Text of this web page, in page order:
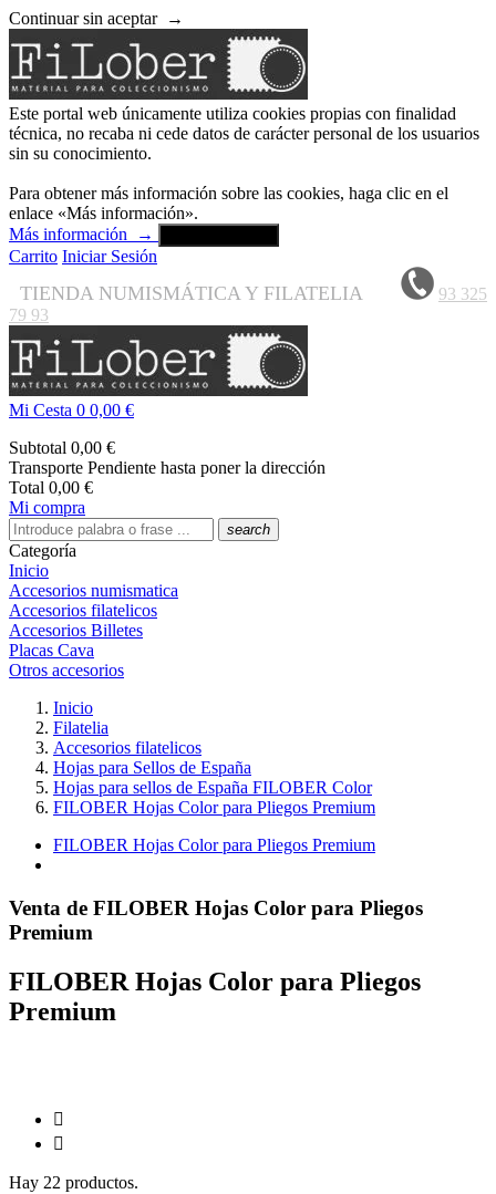
Continuar sin aceptar →
Este portal web únicamente utiliza cookies propias con finalidad
técnica, no recaba ni cede datos de carácter personal de los usuarios
sin su conocimiento.
Para obtener más información sobre las cookies, haga clic en el
enlace «Más información».
Más información
→
Carrito Iniciar Sesión
TIENDA NUMISMÁTICA Y FILATELIA
93 325
79 93
Mi Cesta 0 0,00 €
Subtotal 0,00 €
Transporte Pendiente hasta poner la dirección
Total 0,00 €
Mi compra
search
Categoría
Inicio
Accesorios numismatica
Accesorios filatelicos
Accesorios Billetes
Placas Cava
Otros accesorios
Inicio
Filatelia
Accesorios filatelicos
Hojas para Sellos de España
Hojas para sellos de España FILOBER Color
FILOBER Hojas Color para Pliegos Premium
FILOBER Hojas Color para Pliegos Premium
Venta de FILOBER Hojas Color para Pliegos
Premium
FILOBER Hojas Color para Pliegos
Premium


Hay 22 productos.